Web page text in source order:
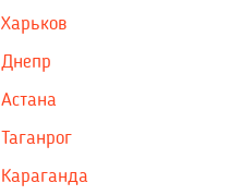
Харьков
Днепр
Астана
Таганрог
Караганда